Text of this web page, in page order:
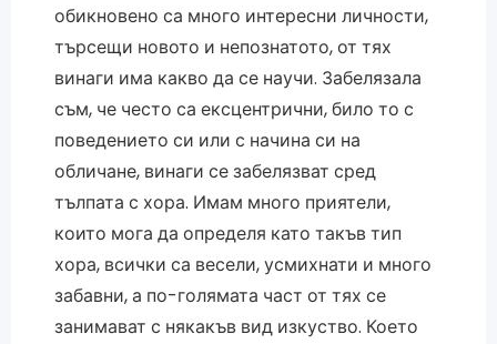
обикновено са много интересни личности,
търсещи новото и непознатото, от тях
винаги има какво да се научи. Забелязала
съм, че често са ексцентрични, било то с
поведението си или с начина си на
обличане, винаги се забелязват сред
тълпата с хора. Имам много приятели,
които мога да определя като такъв тип
хора, всички са весели, усмихнати и много
забавни, а по-голямата част от тях се
занимават с някакъв вид изкуство. Което